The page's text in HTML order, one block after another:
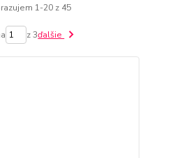
1-20 z 45
z 3ďalšie